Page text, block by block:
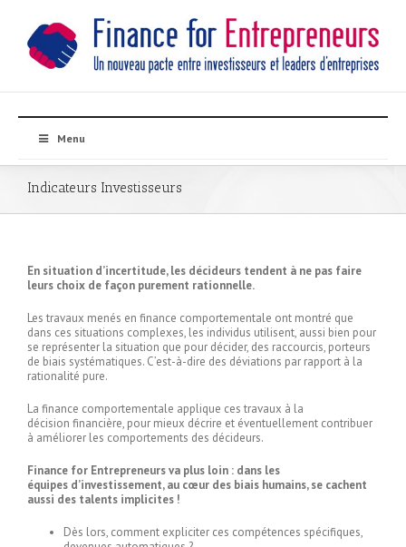
Menu
Indicateurs Investisseurs
En situation d’incertitude, les décideurs tendent à ne pas faire
leurs choix de façon purement rationnelle.
Les travaux menés en finance comportementale ont montré que
dans ces situations complexes, les individus utilisent, aussi bien pour
se représenter la situation que pour décider, des raccourcis, porteurs
de biais systématiques. C’est-à-dire des déviations par rapport à la
rationalité pure.
La finance comportementale applique ces travaux à la
décision financière, pour mieux décrire et éventuellement contribuer
à améliorer les comportements des décideurs.
Finance for Entrepreneurs va plus loin : dans les
équipes d’investissement, au cœur des biais humains, se cachent
aussi des talents implicites !
Dès lors, comment expliciter ces compétences spécifiques,